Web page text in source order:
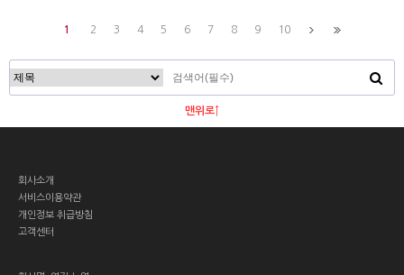
1 2 3 4 5 6 7 8 9 10
맨위로↑
회사소개
서비스이용약관
개인정보 취급방침
고객센터